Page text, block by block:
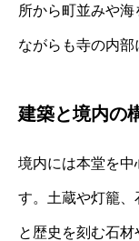
所から町並みや
ながらも寺の内部
建築と境内の
境内には本堂を中
す。土蔵や灯籠、
と歴史を刻む石